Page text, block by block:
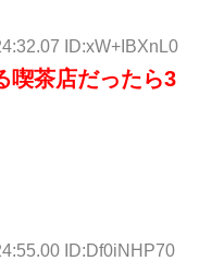
ID:xW+IBXnL0
喫茶店だったら3
ID:Df0iNHP70